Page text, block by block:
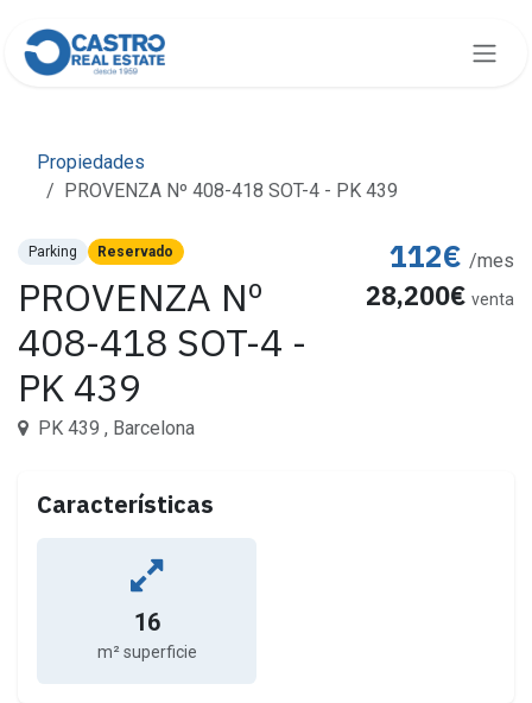
Propiedades
PROVENZA Nº 408-418 SOT-4 - PK 439
Parking Reservado
PROVENZA Nº
408-418 SOT-4 -
PK 439
PK 439 , Barcelona
112€ /mes
28,200€ venta
Características
16
m² superficie